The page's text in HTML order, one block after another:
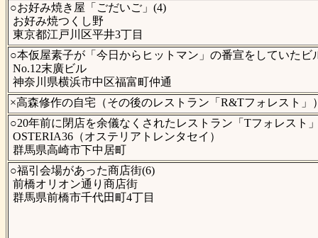
○お好み焼き屋「ごだいご」(4)
お好み焼つくし野
東京都江戸川区平井3丁目
○本仮屋素子が「今日からヒットマン」の番宣をしていたビ
No.12末廣ビル
神奈川県横浜市中区福富町仲通
×高森修作の自宅（その後のレストラン「R&Tフォレスト」
○20年前に閉店を余儀なくされたレストラン「Tフォレスト
OSTERIA36（オステリアトレンタセイ）
群馬県高崎市下中居町
○福引会場があった商店街(6)
前橋オリオン通り商店街
群馬県前橋市千代田町4丁目